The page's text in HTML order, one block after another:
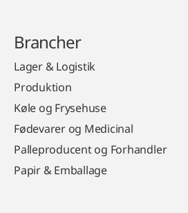
Brancher
Lager & Logistik
Produktion
Køle og Frysehuse
Fødevarer og Medicinal
Palleproducent og Forhandler
Papir & Emballage